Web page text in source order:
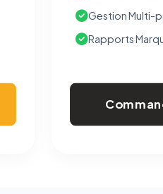
Gestion Multi-
Rapports